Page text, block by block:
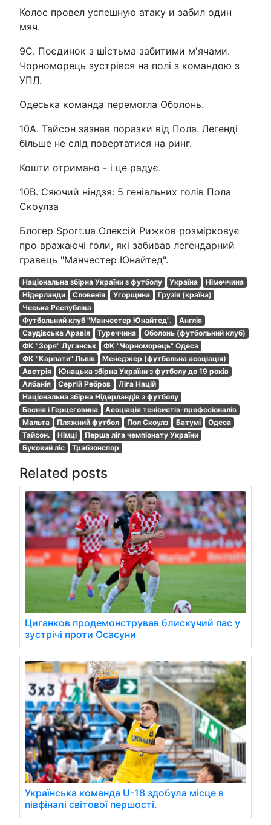
Колос провел успешную атаку и забил один
мяч.
9C. Поєдинок з шістьма забитими м'ячами.
Чорноморець зустрівся на полі з командою з
УПЛ.
Одеська команда перемогла Оболонь.
10A. Тайсон зазнав поразки від Пола. Легенді
більше не слід повертатися на ринг.
Кошти отримано - і це радує.
10B. Сяючий ніндзя: 5 геніальних голів Пола
Скоулза
Блогер Sport.ua Олексій Рижков розмірковує
про вражаючі голи, які забивав легендарний
гравець "Манчестер Юнайтед".
Національна збірна України з футболу Україна
Німеччина
Нідерланди
Словенія Угорщина
Грузія (країна)
Чеська Республіка
Футбольний клуб "Манчестер Юнайтед".
Англія
Саудівська Аравія
Туреччина
Оболонь (футбольний клуб)
ФК "Зоря" Луганськ
ФК "Чорноморець" Одеса
ФК "Карпати" Львів
Менеджер (футбольна асоціація)
Австрія
Юнацька збірна України з футболу до 19 років
Албанія
Сергій Ребров
Ліга Націй
Національна збірна Нідерландів з футболу
Боснія і Герцеговина
Асоціація тенісистів-професіоналів
Мальта
Пляжний футбол Пол Скоулз Батумі
Одеса
Тайсон.
Німці
Перша ліга чемпіонату України
Буковий ліс
Трабзонспор
Related posts
Циганков продемонстрував блискучий пас у
зустрічі проти Осасуни
Українська команда U-18 здобула місце в
півфіналі світової першості.